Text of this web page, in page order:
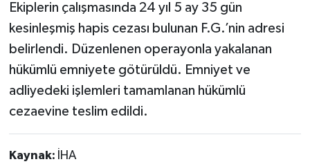
Ekiplerin çalışmasında 24 yıl 5 ay 35 gün
kesinleşmiş hapis cezası bulunan F.G.’nin adresi
belirlendi. Düzenlenen operayonla yakalanan
hükümlü emniyete götürüldü. Emniyet ve
adliyedeki işlemleri tamamlanan hükümlü
cezaevine teslim edildi.
Kaynak: İHA